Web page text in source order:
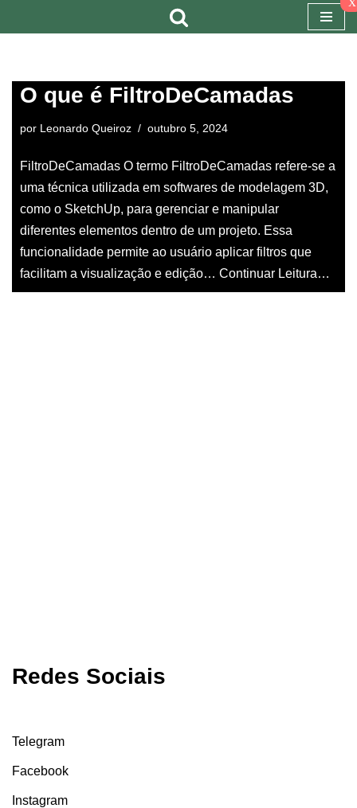
conteúdo
O que é FiltroDeCamadas
por Leonardo Queiroz outubro 5, 2024
FiltroDeCamadas O termo FiltroDeCamadas refere-se a
uma técnica utilizada em softwares de modelagem 3D,
como o SketchUp, para gerenciar e manipular
diferentes elementos dentro de um projeto. Essa
funcionalidade permite ao usuário aplicar filtros que
facilitam a visualização e edição… Continuar Leitura…
Redes Sociais
Telegram
Facebook
Instagram